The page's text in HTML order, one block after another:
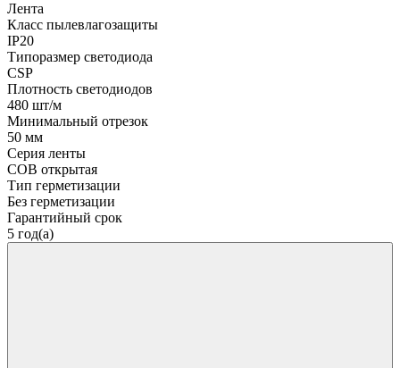
Лента
Класс пылевлагозащиты
IP20
Типоразмер светодиода
CSP
Плотность светодиодов
480 шт/м
Минимальный отрезок
50 мм
Серия ленты
COB открытая
Тип герметизации
Без герметизации
Гарантийный срок
5 год(а)